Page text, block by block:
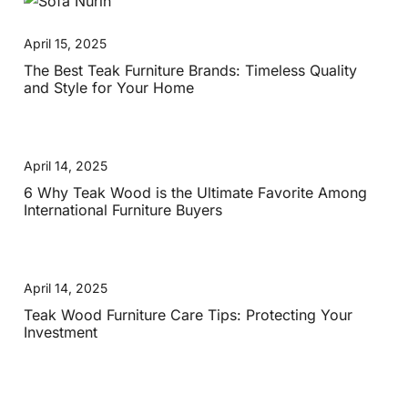
April 15, 2025
The Best Teak Furniture Brands: Timeless Quality
and Style for Your Home
April 14, 2025
6 Why Teak Wood is the Ultimate Favorite Among
International Furniture Buyers
April 14, 2025
Teak Wood Furniture Care Tips: Protecting Your
Investment